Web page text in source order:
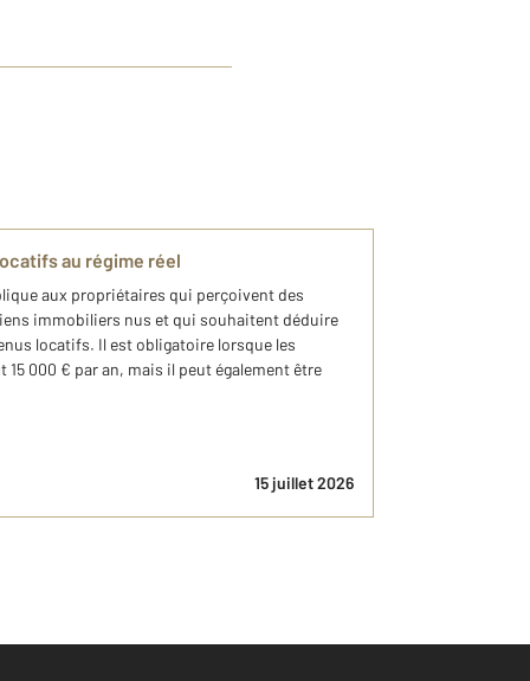
au régime réel
aux propriétaires qui perçoivent des
immobiliers nus et qui souhaitent déduire
locatifs. Il est obligatoire lorsque les
000 € par an, mais il peut également être
15 juillet 2026